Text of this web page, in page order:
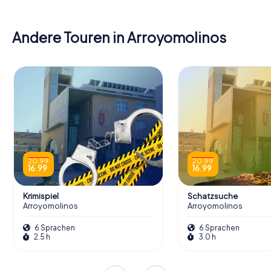
Andere Touren in Arroyomolinos
20.99
16.99
Krimispiel
Arroyomolinos
6 Sprachen
2.5 h
20.99
16.99
Schatzsuche
Arroyomolinos
6 Sprachen
3.0 h